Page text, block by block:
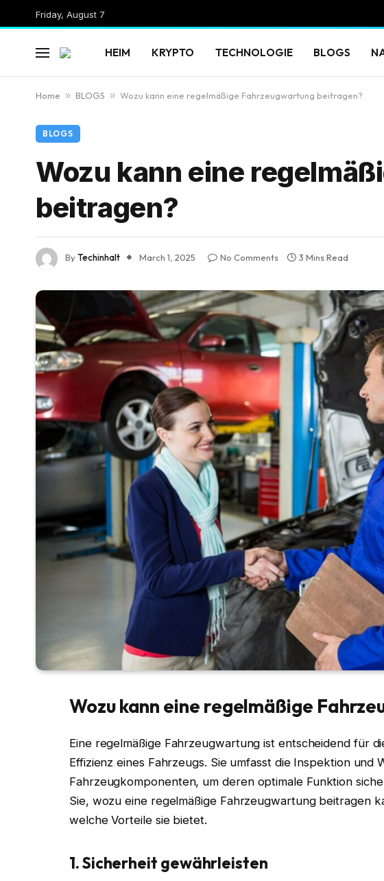
Friday, August 7
HEIM KRYPTO TECHNOLOGIE BLOGS
Home » BLOGS » Wozu kann eine regelmäßige Fahrzeugwartung beitragen?
BLOGS
Wozu kann eine
beitragen?
ByTechinhalt March 1, 2025 No Comments 3 Mins Read
Wozu kann eine regelmäßige
Eine regelmäßige Fahrzeugwartung ist entscheidend für
Effizienz eines Fahrzeugs. Sie umfasst die Inspektion und
Fahrzeugkomponenten, um deren optimale Funktion
Sie, wozu eine regelmäßige Fahrzeugwartung beitragen
welche Vorteile sie bietet.
1. Sicherheit gewährleisten